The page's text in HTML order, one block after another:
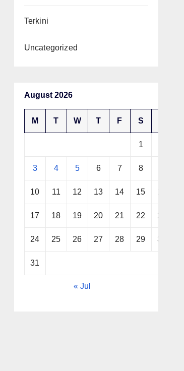
Terkini
Uncategorized
August 2026
M T W T F S
1
3 4 5 6 7 8
10 11 12 13 14 15 16
17 18 19 20 21 22 23
24 25 26 27 28 29 30
31
« Jul